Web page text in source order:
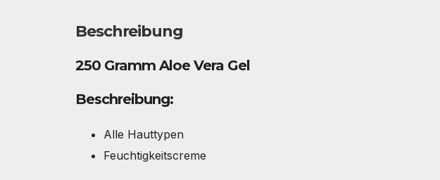
Beschreibung
250 Gramm Aloe Vera Gel
Beschreibung:
Alle Hauttypen
Feuchtigkeitscreme